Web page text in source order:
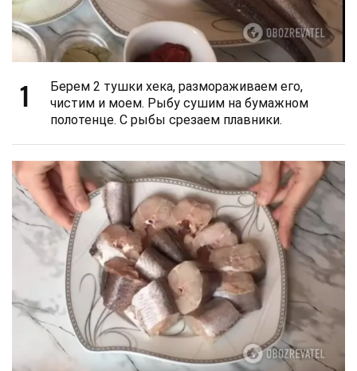
1
Берем 2 тушки хека, размораживаем его,
чистим и моем. Рыбу сушим на бумажном
полотенце. С рыбы срезаем плавники.